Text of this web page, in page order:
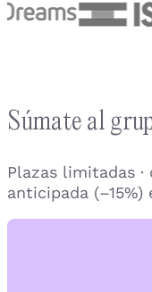
Súmate al
Plazas limitadas
anticipada (–15%)